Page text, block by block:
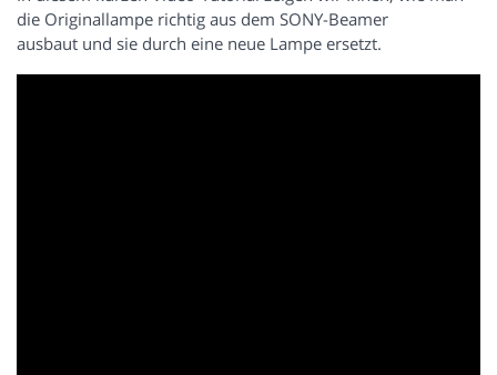
die Originallampe richtig aus dem SONY-Beamer
ausbaut und sie durch eine neue Lampe ersetzt.